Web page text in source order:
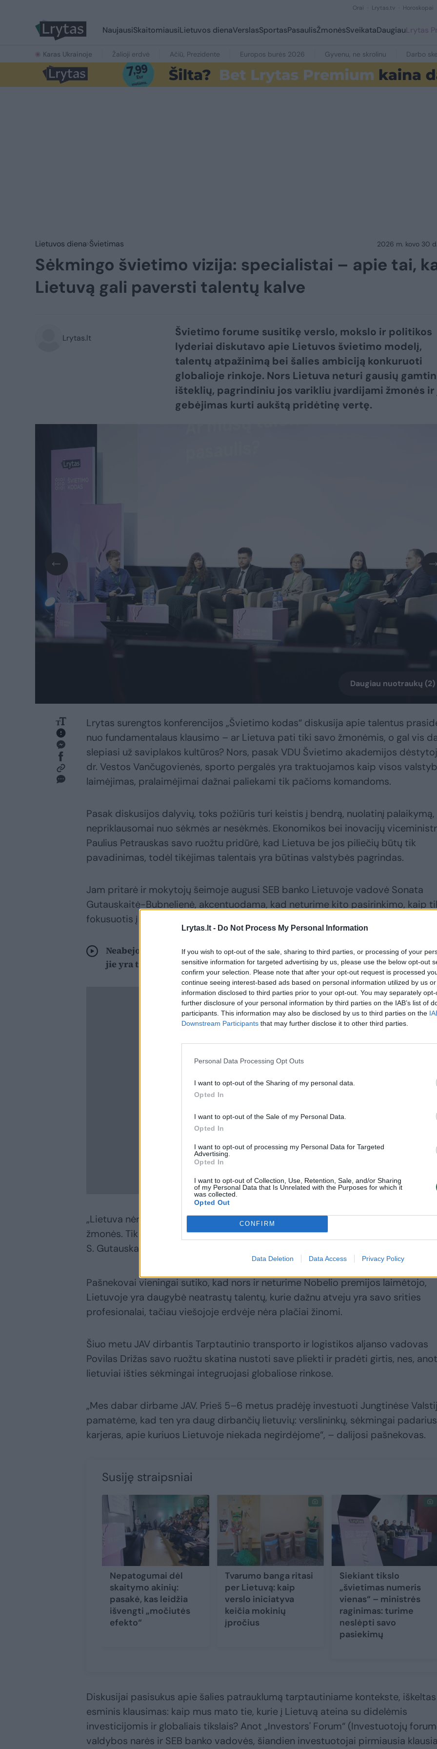
Lrytas.lt - Do Not Process My Personal Information
If you wish to opt-out of the sale, sharing to third parties, or processing of your
sensitive information for targeted advertising by us, please use the below opt-out
confirm your selection. Please note that after your opt-out request is processed
continue seeing interest-based ads based on personal information utilized by us
information disclosed to third parties prior to your opt-out. You may separately
further disclosure of your personal information by third parties on the IAB’s list of
participants. This information may also be disclosed by us to third parties on the
Downstream Participants that may further disclose it to other third parties.
Personal Data Processing Opt Outs
I want to opt-out of the Sharing of my personal data.
Opted In
I want to opt-out of the Sale of my Personal Data.
Opted In
I want to opt-out of processing my Personal Data for Targeted
Advertising.
Opted In
I want to opt-out of Collection, Use, Retention, Sale, and/or Sharing
of my Personal Data that Is Unrelated with the Purposes for which it
was collected.
Opted Out
CONFIRM
Data Deletion Data Access Privacy Policy
Orai Lrytas.tv Horoskopai
NaujausiSkaitomiausiLietuvos dienaVerslasSportasPasaulisŽmonėsSveikataDaugiauLrytas
Karas Ukrainoje Žalioji erdvė Ačiū, Prezidente Europos burės 2026 Gyvenu, ne skrolinu Darbo
Lietuvos diena Švietimas 2026 m. kovo 30
Sėkmingo švietimo vizija: specialistai – apie tai,
Lietuvą gali paversti talentų kalve
Lrytas.lt
Švietimo forume susitikę verslo, mokslo ir politikos
lyderiai diskutavo apie Lietuvos švietimo modelį,
talentų atpažinimą bei šalies ambiciją konkuruoti
globalioje rinkoje. Nors Lietuva neturi gausių
išteklių, pagrindiniu jos varikliu įvardijami žmonės ir
gebėjimas kurti aukštą pridėtinę vertę.
Daugiau nuotraukų (2)
Lrytas surengtos konferencijos „Švietimo kodas“ diskusija apie talentus
nuo fundamentalaus klausimo – ar Lietuva pati tiki savo žmonėmis, o gal vis
slepiasi už saviplakos kultūros? Nors, pasak VDU Švietimo akademijos
dr. Vestos Vančugovienės, sporto pergalės yra traktuojamos kaip visos
laimėjimas, pralaimėjimai dažnai paliekami tik pačioms komandoms.
Pasak diskusijos dalyvių, toks požiūris turi keistis į bendrą, nuolatinį palaikymą,
nepriklausomai nuo sėkmės ar nesėkmės. Ekonomikos bei inovacijų
Paulius Petrauskas savo ruožtu pridūrė, kad Lietuva be jos piliečių būtų tik
pavadinimas, todėl tikėjimas talentais yra būtinas valstybės pagrindas.
Jam pritarė ir mokytojų šeimoje augusi SEB banko Lietuvoje vadovė Sonata
Gutauskaitė-Bubnelienė, akcentuodama, kad neturime kito pasirinkimo, kaip
fokusuotis į žmogaus kompetencijas.
Neabejoja tautiečių talentu tarptautinėje darbo rinkoje: priešingai nei
jie yra tinginiai
„Lietuva nėra garsi iškasenomis ar gamtiniais ištekliais. Mūsų didžiausias
žmonės. Tik jų kompetencija gali padėti sukurti bendrą ekonominį gerbūvį“, –
S. Gutauskaitė-Bubnelienė.
Pašnekovai vieningai sutiko, kad nors ir neturime Nobelio premijos laimėtojo,
Lietuvoje yra daugybė neatrastų talentų, kurie dažnu atveju yra savo srities
profesionalai, tačiau viešojoje erdvėje nėra plačiai žinomi.
Šiuo metu JAV dirbantis Tarptautinio transporto ir logistikos aljanso vadovas
Povilas Drižas savo ruožtu skatina nustoti save pliekti ir pradėti girtis, nes,
lietuviai išties sėkmingai integruojasi globaliose rinkose.
„Mes dabar dirbame JAV. Prieš 5–6 metus pradėję investuoti Jungtinėse
pamatėme, kad ten yra daug dirbančių lietuvių: verslininkų, sėkmingai
karjeras, apie kuriuos Lietuvoje niekada negirdėjome“, – dalijosi pašnekovas.
Susiję straipsniai
Nepatogumai dėl
skaitymo akinių:
pasakė, kas leidžia
išvengti „močiutės
efekto“
Tvarumo banga ritasi
per Lietuvą: kaip
verslo iniciatyva
keičia mokinių
įpročius
Siekiant tikslo
„švietimas numeris
vienas“ – ministrės
raginimas: turime
neslėpti savo
pasiekimų
Diskusijai pasisukus apie šalies patrauklumą tarptautiniame kontekste, iškeltas
esminis klausimas: kaip mus mato tie, kurie į Lietuvą ateina su didelėmis
investicijomis ir globaliais tikslais? Anot „Investors' Forum“ (Investuotojų
valdybos narės ir SEB banko vadovės, šiandien investuotojai pirmiausia